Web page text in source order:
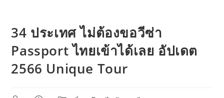
34 ประเทศ ไม่ต้องขอวีซ่า
Passport ไทยเข้าได้เลย อัปเดต
2566 Unique Tour